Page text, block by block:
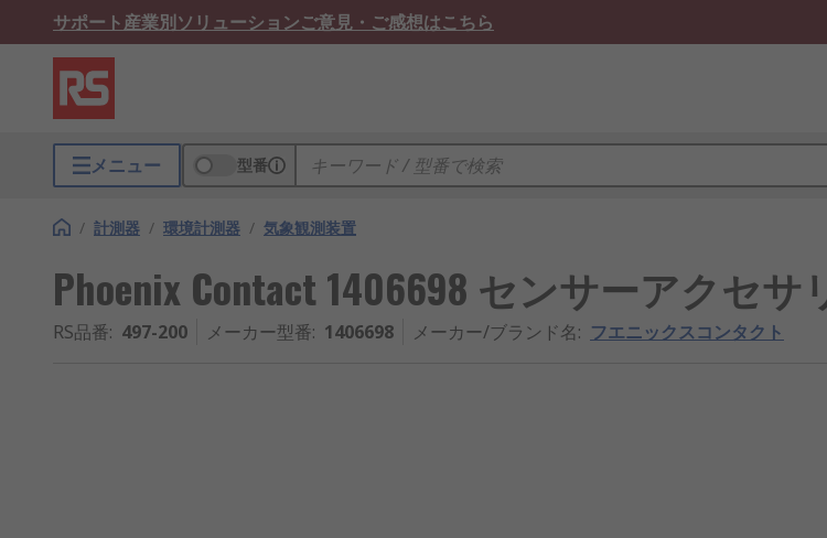
サポート産業別ソリューションご意見・ご感想はこちら
メニュー 型番
/ 計測器 / 環境計測器 / 気象観測装置
Phoenix Contact 1406698 センサーアクセサ
RS品番: 497-200 メーカー型番: 1406698 メーカー/ブランド名: フエニックスコンタクト